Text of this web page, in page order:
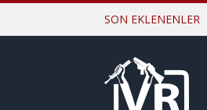
SON EKLENENLER